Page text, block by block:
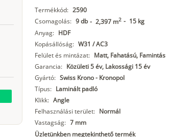
Termékkód: 2590
Csomagolás: 9 db - 2,397 m2 - 15 kg
Anyag: HDF
Kopásállóság: W31 / AC3
Felület és mintázat: Matt, Fahatású, Famintás
Garancia: Közületi 5 év, Lakossági 15 év
Gyártó: Swiss Krono - Kronopol
Típus: Laminált padló
Klikk: Angle
Felhasználási terület: Normál
Vastagság: 7 mm
Üzletünkben megtekinthető termék